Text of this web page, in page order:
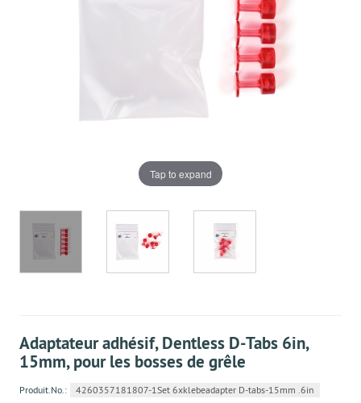
Tap to expand
Adaptateur adhésif, Dentless D-Tabs 6in,
15mm, pour les bosses de grêle
Produit.No.: 4260357181807-1Set 6xklebeadapter D-tabs-15mm .6in